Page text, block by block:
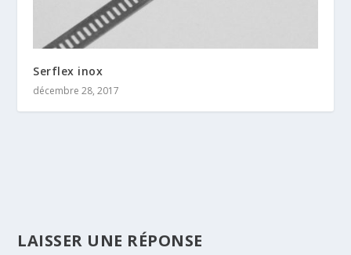
Serflex inox
décembre 28, 2017
LAISSER UNE RÉPONSE